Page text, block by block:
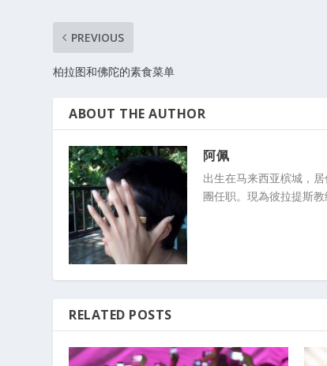
PREVIOUS
柏拉图和佛陀的素食菜单
ABOUT THE AUTHOR
阿佩
出生在马来西亚槟城，
團任职。現為彼拉提斯
RELATED POSTS